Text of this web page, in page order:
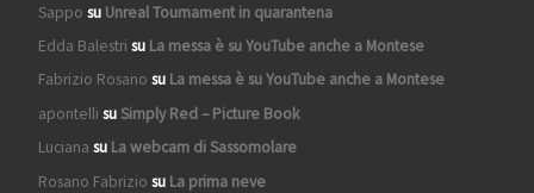
Sappo su Unreal Tournament in quarantena
Edda Balestri su La messa è su YouTube anche a Montese
Fabrizio Rosano su La messa è su YouTube anche a Montese
apontelli suSimply Red – Picture Book
Luciana su La webcam di Sassomolare
Rosano Fabrizio su La prima neve